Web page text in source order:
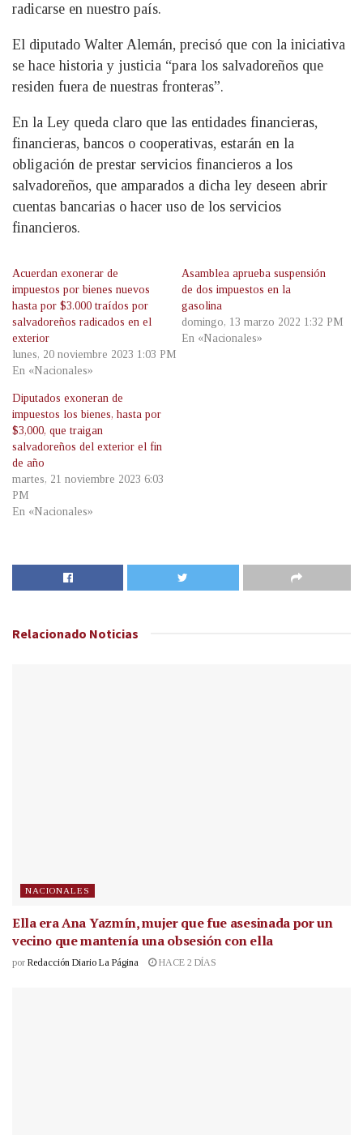
radicarse en nuestro país.
El diputado Walter Alemán, precisó que con la iniciativa
se hace historia y justicia “para los salvadoreños que
residen fuera de nuestras fronteras”.
En la Ley queda claro que las entidades financieras,
financieras, bancos o cooperativas, estarán en la
obligación de prestar servicios financieros a los
salvadoreños, que amparados a dicha ley deseen abrir
cuentas bancarias o hacer uso de los servicios
financieros.
Acuerdan exonerar de
impuestos por bienes nuevos
hasta por $3.000 traídos por
salvadoreños radicados en el
exterior
lunes, 20 noviembre 2023 1:03 PM
En «Nacionales»
Asamblea aprueba suspensión
de dos impuestos en la
gasolina
domingo, 13 marzo 2022 1:32 PM
En «Nacionales»
Diputados exoneran de
impuestos los bienes, hasta por
$3,000, que traigan
salvadoreños del exterior el fin
de año
martes, 21 noviembre 2023 6:03
PM
En «Nacionales»
Relacionado Noticias
NACIONALES
Ella era Ana Yazmín, mujer que fue asesinada por un
vecino que mantenía una obsesión con ella
por Redacción Diario La Página HACE 2 DÍAS